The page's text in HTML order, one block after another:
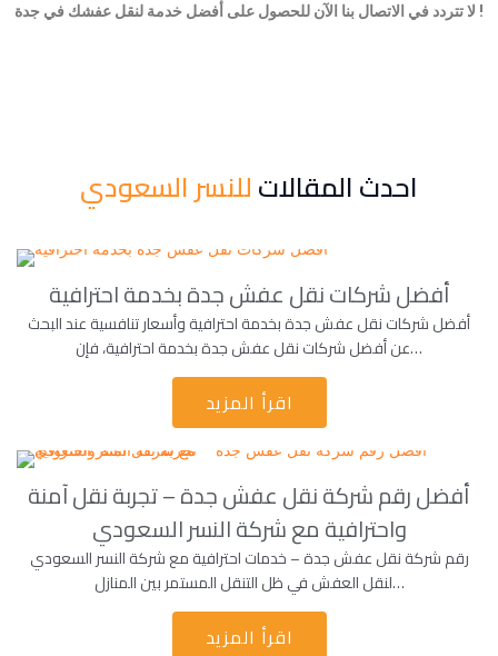
لا تتردد في الاتصال بنا الآن للحصول على أفضل خدمة لنقل عفشك في جدة !
احدث المقالاتللنسر السعودي
أفضل شركات نقل عفش جدة بخدمة احترافية
أفضل شركات نقل عفش جدة بخدمة احترافية وأسعار تنافسية عند البحث
عن أفضل شركات نقل عفش جدة بخدمة احترافية، فإن…
اقرأ المزيد
أفضل رقم شركة نقل عفش جدة – تجربة نقل آمنة
واحترافية مع شركة النسر السعودي
رقم شركة نقل عفش جدة – خدمات احترافية مع شركة النسر السعودي
لنقل العفش في ظل التنقل المستمر بين المنازل…
اقرأ المزيد